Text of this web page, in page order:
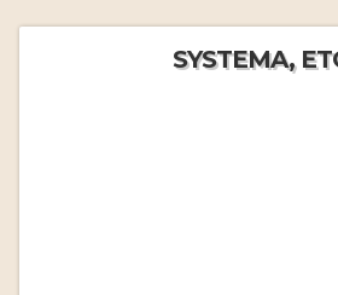
SYSTEMA,